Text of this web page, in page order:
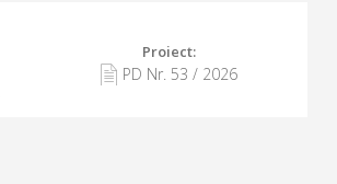
Proiect:
PD Nr. 53 / 2026